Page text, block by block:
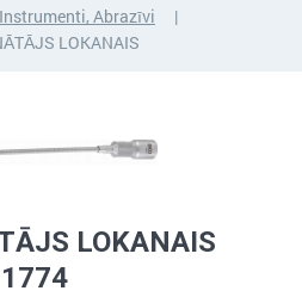
Abrazīvi
LOKANAIS
LOKANAIS
1774